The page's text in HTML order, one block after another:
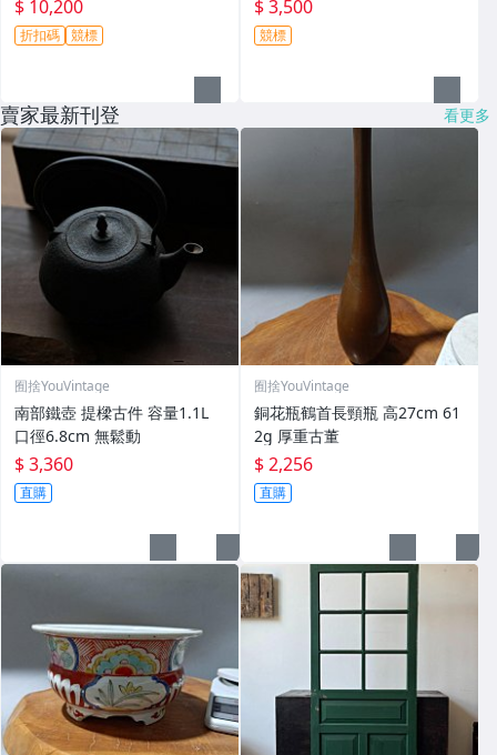
$ 10,200
折扣碼 競標
$ 3,500
競標
賣家最新刊登 看更多
囿捨YouVintage
南部鐵壺 提樑古件 容量1.1L
口徑6.8cm 無鬆動
$ 3,360
直購
囿捨YouVintage
銅花瓶鶴首長頸瓶 高27cm 61
2g 厚重古董
$ 2,256
直購